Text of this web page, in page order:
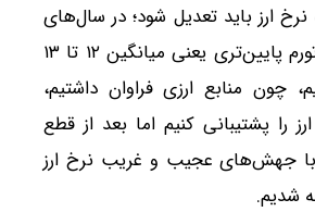
ارز باید تعدیل شود؛ در سال‌های
۱۳۹۴ تا ۱۳۹۶ که تورم پایین‌تری یعنی میانگین ۱۲ تا ۱۳
چون منابع ارزی فراوان داشتیم،
را پشتیبانی کنیم اما بعد از قطع
با جهش‌های عجیب و غریب نرخ ارز